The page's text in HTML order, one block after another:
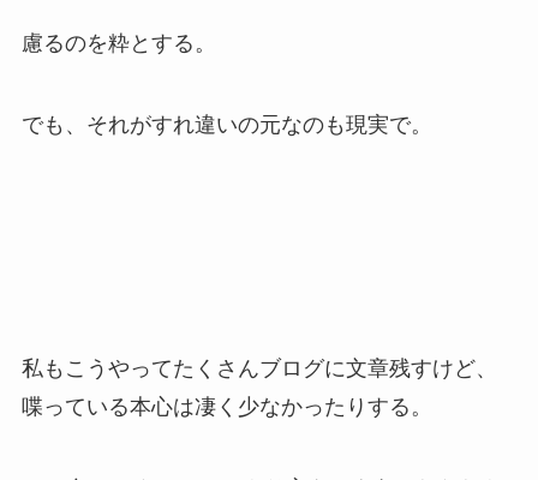
慮るのを粋とする。
でも、それがすれ違いの元なのも現実で。
私もこうやってたくさんブログに文章残すけど、
喋っている本心は凄く少なかったりする。